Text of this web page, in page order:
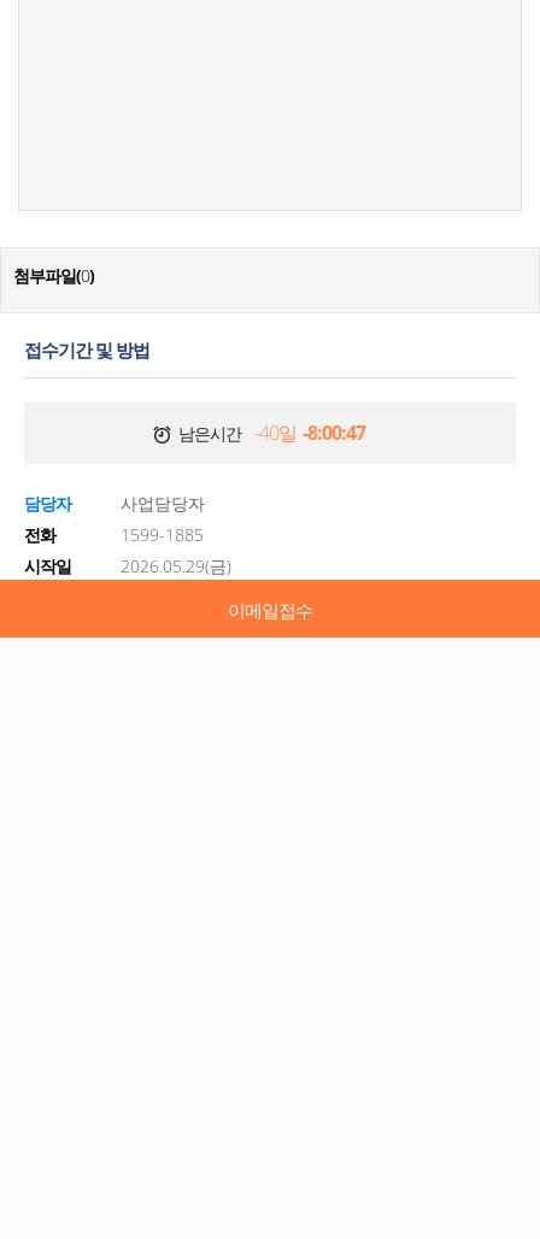
첨부파일(0)
접수기간 및 방법
남은시간 -40일 -8:00:47
담당자
사업담당자
전화
1599-1885
시작일
2026.05.29(금)
이메일접수
온라인접수
온라인접수
온라인접수
온라인접수
온라인접수
온라인접수
온라인접수
온라인접수
온라인접수
온라인접수
온라인접수